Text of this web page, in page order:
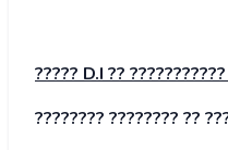
????? D.I ??
???????? ???????? ??